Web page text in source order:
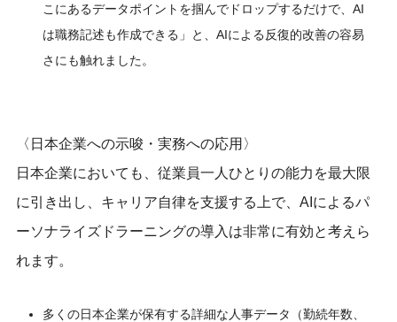
こにあるデータポイントを掴んでドロップするだけで、AI
は職務記述も作成できる」と、AIによる反復的改善の容易
さにも触れました。
〈日本企業への示唆・実務への応用〉
日本企業においても、従業員一人ひとりの能力を最大限
に引き出し、キャリア自律を支援する上で、AIによるパ
ーソナライズドラーニングの導入は非常に有効と考えら
れます。
多くの日本企業が保有する詳細な人事データ（勤続年数、